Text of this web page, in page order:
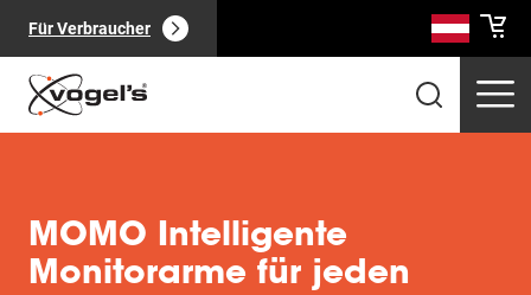
Für Verbraucher
MOMO Intelligente
Monitorarme für jeden